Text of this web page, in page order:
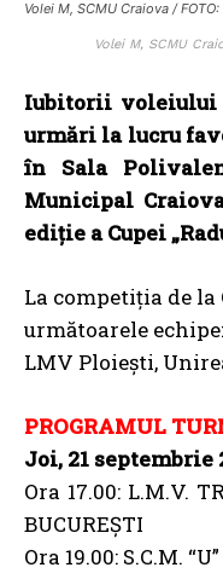
Volei M, SCMU Craiova /
Volei M, SCMU
Iubitorii voleiului
urmări la lucru
în Sala
Municipal
ediție a Cupei
La competiția de
următoarele
LMV Ploiești,
PROGRAMUL
Joi, 21 septembrie
Ora 17.00: L.M.V.
BUCUREŞTI
Ora 19.00: S.C.M.